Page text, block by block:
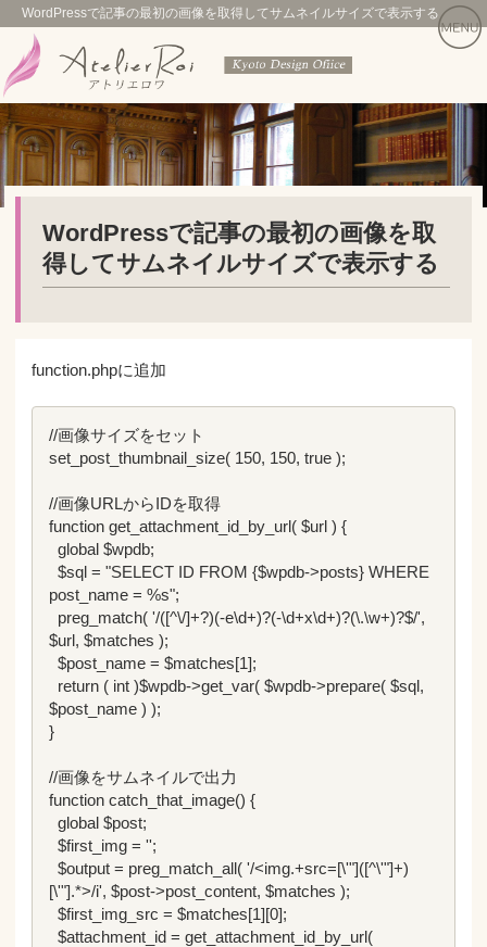
WordPressで記事の最初の画像を取得してサムネイルサイズで表示する
WordPressで記事の最初の画像を取
得してサムネイルサイズで表示する
function.phpに追加
//画像サイズをセット
set_post_thumbnail_size( 150, 150, true );
//画像URLからIDを取得
function get_attachment_id_by_url( $url ) {
  global $wpdb;
  $sql = "SELECT ID FROM {$wpdb->posts} WHERE
post_name = %s";
$url, $matches );
  $post_name = $matches[1];
$post_name ) );
}
//画像をサムネイルで出力
function catch_that_image() {
  global $post;
  $first_img = '';
  $output = preg_match_all( '/<img.+src=[\'"]([^\'"]+)
[\'"].*>/i', $post->post_content, $matches );
  $first_img_src = $matches[1][0];
  $attachment_id = get_attachment_id_by_url(